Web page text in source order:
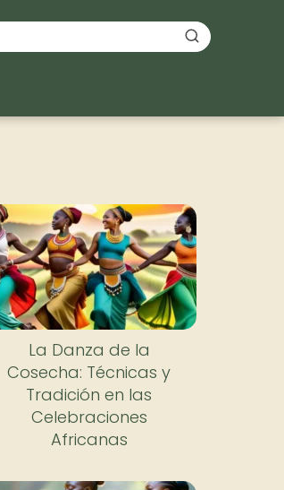
La Danza de la
Cosecha: Técnicas y
Tradición en las
Celebraciones
Africanas